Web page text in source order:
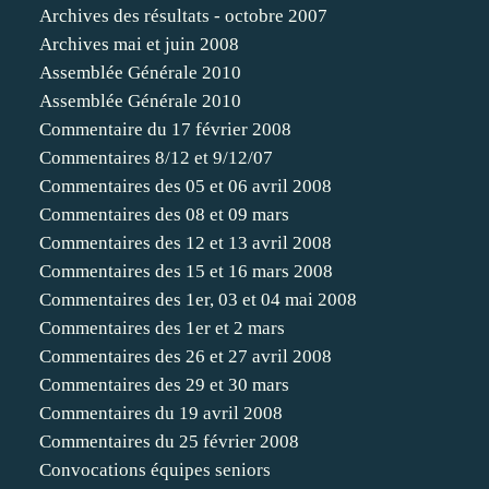
Archives des résultats - octobre 2007
Archives mai et juin 2008
Assemblée Générale 2010
Assemblée Générale 2010
Commentaire du 17 février 2008
Commentaires 8/12 et 9/12/07
Commentaires des 05 et 06 avril 2008
Commentaires des 08 et 09 mars
Commentaires des 12 et 13 avril 2008
Commentaires des 15 et 16 mars 2008
Commentaires des 1er, 03 et 04 mai 2008
Commentaires des 1er et 2 mars
Commentaires des 26 et 27 avril 2008
Commentaires des 29 et 30 mars
Commentaires du 19 avril 2008
Commentaires du 25 février 2008
Convocations équipes seniors